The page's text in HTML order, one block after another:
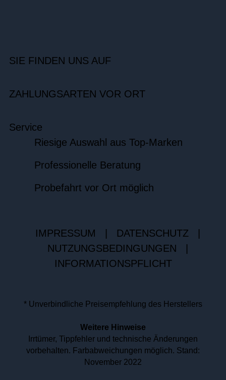
SIE FINDEN UNS AUF
ZAHLUNGSARTEN VOR ORT
Service
Riesige Auswahl aus Top-Marken
Professionelle Beratung
Probefahrt vor Ort möglich
IMPRESSUM DATENSCHUTZ
NUTZUNGSBEDINGUNGEN
INFORMATIONSPFLICHT
* Unverbindliche Preisempfehlung des Herstellers
Weitere Hinweise
Irrtümer, Tippfehler und technische Änderungen
vorbehalten. Farbabweichungen möglich. Stand:
November 2022